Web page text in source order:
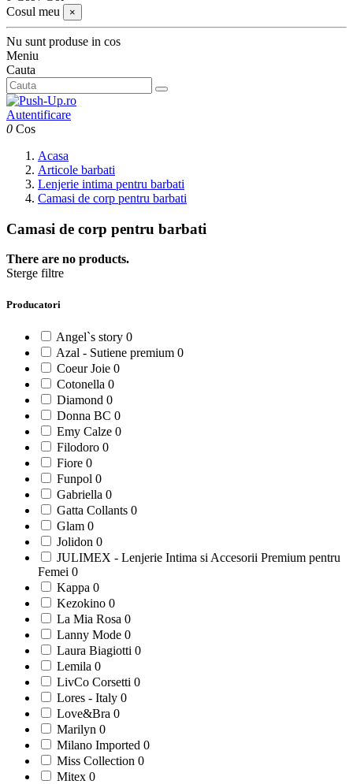
Cosul meu
×
Nu sunt produse in cos
Meniu
Cauta
Autentificare
0 Cos
Acasa
Articole barbati
Lenjerie intima pentru barbati
Camasi de corp pentru barbati
Camasi de corp pentru barbati
There are no products.
Sterge filtre
Producatori
Angel`s story 0
Azal - Sutiene premium 0
Coeur Joie 0
Cotonella 0
Diamond 0
Donna BC 0
Emy Calze 0
Filodoro 0
Fiore 0
Funpol 0
Gabriella 0
Gatta Collants 0
Glam 0
Jolidon 0
JULIMEX - Lenjerie Intima si Accesorii Premium pentru
Femei 0
Kappa 0
Kezokino 0
La Mia Rosa 0
Lanny Mode 0
Laura Biagiotti 0
Lemila 0
LivCo Corsetti 0
Lores - Italy 0
Love&Bra 0
Marilyn 0
Milano Imported 0
Miss Collection 0
Mitex 0